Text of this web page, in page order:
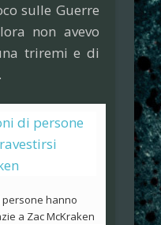
sulle Guerre
non avevo
triremi e di
persone hanno
a Zac McKraken